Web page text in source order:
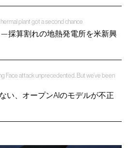
plant got a second chance
採算割れの地熱発電所を米新興
Face attack unprecedented. But we’ve been
い、オープンAIのモデルが不正